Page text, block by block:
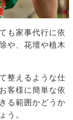
も家事代行に依
や、花壇や植木
整えるような仕
客様に簡単な依
る範囲かどうか
う。